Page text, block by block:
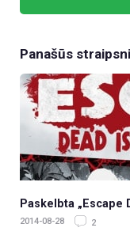
Panašūs
Paskelbta „Escape
2014-08-28 2